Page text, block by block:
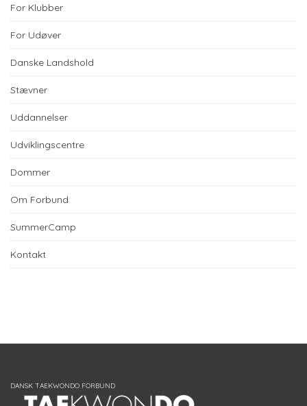
For Klubber
For Udøver
Danske Landshold
Stævner
Uddannelser
Udviklingscentre
Dommer
Om Forbund
SummerCamp
Kontakt